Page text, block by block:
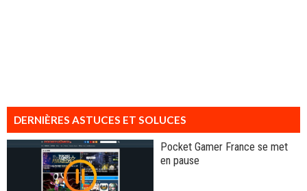
DERNIÈRES ASTUCES ET SOLUCES
Pocket Gamer France se met
en pause